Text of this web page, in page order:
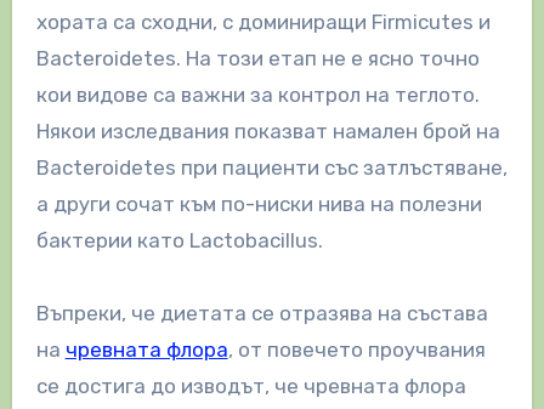
хората са сходни, с доминиращи Firmicutes и
Bacteroidetes. На този етап не е ясно точно
кои видове са важни за контрол на теглото.
Някои изследвания показват намален брой на
Bacteroidetes при пациенти със затлъстяване,
а други сочат към по-ниски нива на полезни
бактерии като Lactobacillus.
Въпреки, че диетата се отразява на състава
на чревната флора, от повечето проучвания
се достига до изводът, че чревната флора